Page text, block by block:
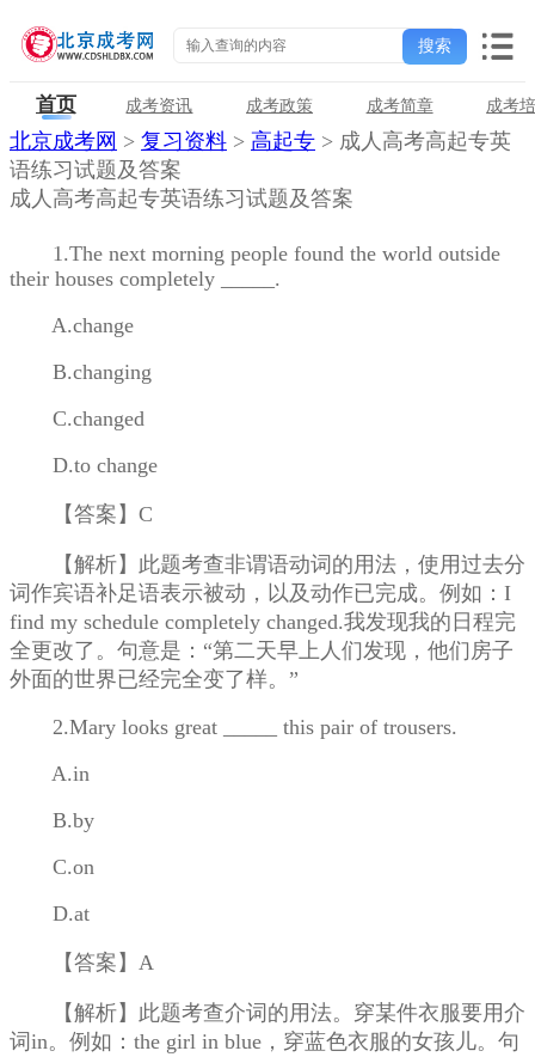
首页 成考资讯 成考政策 成考简章 成考
北京成考网 > 复习资料 > 高起专 > 成人高考高起专英
语练习试题及答案
成人高考高起专英语练习试题及答案
1.The next morning people found the world outside
their houses completely _____.
A.change
B.changing
C.changed
D.to change
【答案】C
【解析】此题考查非谓语动词的用法，使用过去分
词作宾语补足语表示被动，以及动作已完成。例如：I
find my schedule completely changed.我发现我的日程完
全更改了。句意是：“第二天早上人们发现，他们房子
外面的世界已经完全变了样。”
2.Mary looks great _____ this pair of trousers.
A.in
B.by
C.on
D.at
【答案】A
【解析】此题考查介词的用法。穿某件衣服要用介
词in。例如：the girl in blue，穿蓝色衣服的女孩儿。句